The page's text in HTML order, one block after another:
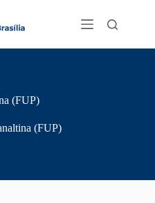
(FUP)
(FUP)